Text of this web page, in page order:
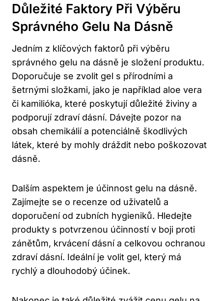
Důležité Faktory Při Výběru
Správného Gelu Na Dásně
Jedním z klíčových faktorů při výběru
správného gelu na dásně je složení produktu.
Doporučuje se zvolit gel s přírodními a
šetrnými složkami, jako je například aloe vera
či kamilióka, které poskytují důležité živiny a
podporují zdraví dásní. Dávejte pozor na
obsah chemikálií a potenciálně škodlivých
látek, které by mohly dráždit nebo poškozovat
dásně.
Dalším aspektem je účinnost gelu na dásně.
Zajímejte se o recenze od uživatelů a
doporučení od zubních hygieniků. Hledejte
produkty s potvrzenou účinností v boji proti
zánětům, krvácení dásní a celkovou ochranou
zdraví dásní. Ideální je volit gel, který má
rychlý a dlouhodobý účinek.